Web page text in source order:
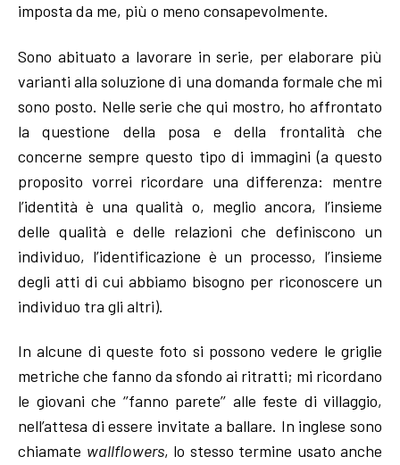
imposta da me, più o meno consapevolmente.
Sono abituato a lavorare in serie, per elaborare più
varianti alla soluzione di una domanda formale che mi
sono posto. Nelle serie che qui mostro, ho affrontato
la questione della posa e della frontalità che
concerne sempre questo tipo di immagini (a questo
proposito vorrei ricordare una differenza: mentre
l’identità è una qualità o, meglio ancora, l’insieme
delle qualità e delle relazioni che definiscono un
individuo, l’identificazione è un processo, l’insieme
degli atti di cui abbiamo bisogno per riconoscere un
individuo tra gli altri).
In alcune di queste foto si possono vedere le griglie
metriche che fanno da sfondo ai ritratti; mi ricordano
le giovani che ‘’fanno parete’’ alle feste di villaggio,
nell’attesa di essere invitate a ballare. In inglese sono
chiamate wallflowers, lo stesso termine usato anche